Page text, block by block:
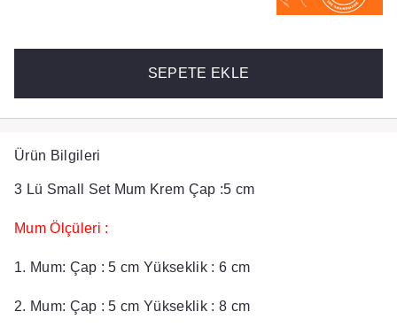
SEPETE EKLE
Ürün Bilgileri
3 Lü Small Set Mum Krem Çap :5 cm
Mum Ölçüleri :
1. Mum: Çap : 5 cm Yükseklik : 6 cm
2. Mum: Çap : 5 cm Yükseklik : 8 cm